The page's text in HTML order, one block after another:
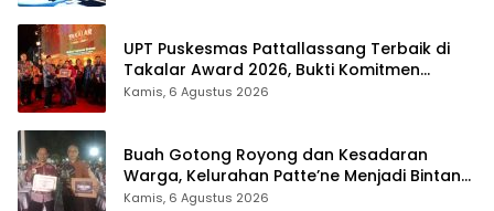
UPT Puskesmas Pattallassang Terbaik di
Takalar Award 2026, Bukti Komitmen
Hadirkan Pelayanan Kesehatan Berkualitas
Kamis, 6 Agustus 2026
Buah Gotong Royong dan Kesadaran
Warga, Kelurahan Patte’ne Menjadi Bintang
Takalar Award 2026
Kamis, 6 Agustus 2026